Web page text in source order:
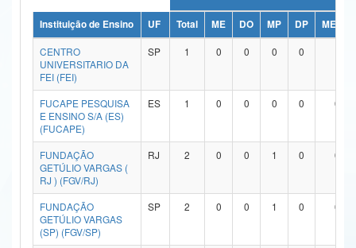
Ministério da Ciência, Tecnologia, Inovações e Comunicações
Ministério do Meio Ambiente
Ministério do Turismo
Ministério do Desenvolvimento Regional
Ministério da Mulher, da Família e dos Direitos Humanos
Secretaria-Geral
Secretaria de Governo
Instituição de Ensino UF Total ME DO MP DP
ME/DO
CENTRO
UNIVERSITARIO DA
FEI (FEI)
SP 1 0 0 0 0
FUCAPE PESQUISA
E ENSINO S/A (ES)
(FUCAPE)
ES 1 0 0 0 0 0
FUNDAÇÃO
GETÚLIO VARGAS (
RJ ) (FGV/RJ)
RJ 2 0 0 1 0 0
FUNDAÇÃO
GETÚLIO VARGAS
(SP) (FGV/SP)
SP 2 0 0 1 0 0